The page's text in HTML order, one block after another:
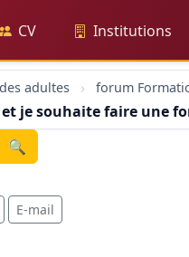
CV Institutions
adultes
je souhaite faire une
🔍
E-mail